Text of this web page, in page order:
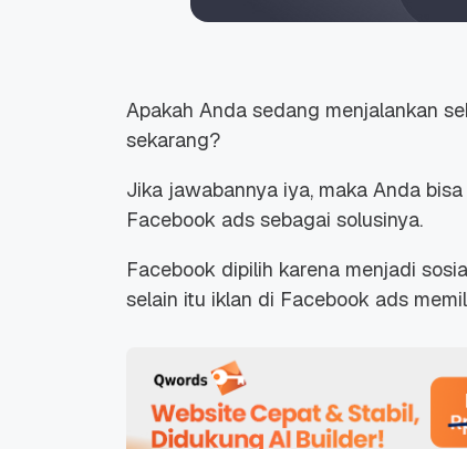
Apakah Anda sedang menjalankan
sekarang?
Jika jawabannya iya, maka Anda
Facebook ads sebagai solusinya.
Facebook dipilih karena menjadi
selain itu iklan di Facebook ads